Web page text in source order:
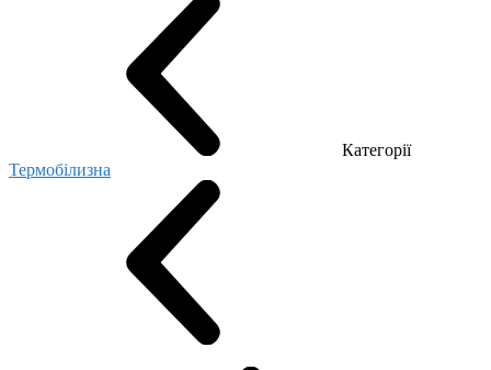
Категорії
Термобілизна